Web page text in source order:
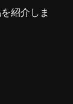
紹介しま